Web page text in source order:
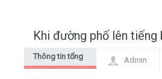
Home
Giới thiệu
Khi đường phố lên
Thông tin tổng
Admin